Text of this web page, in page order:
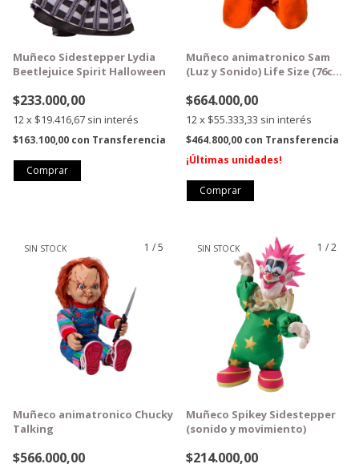
Muñeco Sidestepper Lydia
Beetlejuice Spirit Halloween
$233.000,00
12x $19.416,67 sin interés
$163.100,00 con Transferencia
Muñeco animatronico Sam
(Luz y Sonido) Life Size (76cm
$664.000,00
12x $55.333,33 sin interés
$464.800,00 con Transferencia
¡Últimas unidades!
1 /5
SIN STOCK
GRATIS
Muñeco animatronico Chucky
Talking
$566.000,00
1 /2
SIN STOCK
GRATIS
Muñeco Spikey Sidestepper
(sonido y movimiento)
$214.000,00